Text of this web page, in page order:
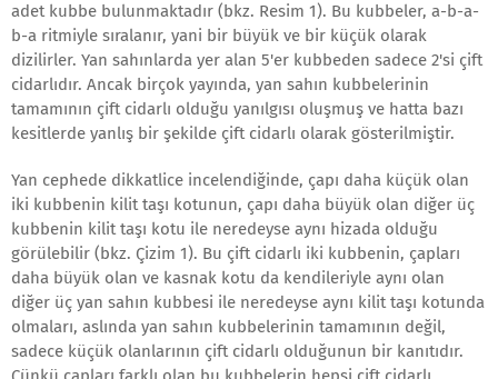
adet kubbe bulunmaktadır (bkz. Resim 1). Bu kubbeler, a-b-a-
b-a ritmiyle sıralanır, yani bir büyük ve bir küçük olarak
dizilirler. Yan sahınlarda yer alan 5'er kubbeden sadece 2'si çift
cidarlıdır. Ancak birçok yayında, yan sahın kubbelerinin
tamamının çift cidarlı olduğu yanılgısı oluşmuş ve hatta bazı
kesitlerde yanlış bir şekilde çift cidarlı olarak gösterilmiştir.
Yan cephede dikkatlice incelendiğinde, çapı daha küçük olan
iki kubbenin kilit taşı kotunun, çapı daha büyük olan diğer üç
kubbenin kilit taşı kotu ile neredeyse aynı hizada olduğu
görülebilir (bkz. Çizim 1). Bu çift cidarlı iki kubbenin, çapları
daha büyük olan ve kasnak kotu da kendileriyle aynı olan
diğer üç yan sahın kubbesi ile neredeyse aynı kilit taşı kotunda
olmaları, aslında yan sahın kubbelerinin tamamının değil,
sadece küçük olanlarının çift cidarlı olduğunun bir kanıtıdır.